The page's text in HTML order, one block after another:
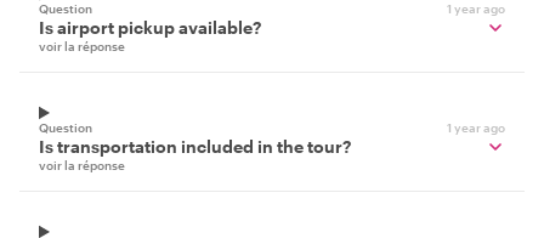
Question 1 year ago
Is airport pickup available?
voir la réponse
Question 1 year ago
Is transportation included in the tour?
voir la réponse